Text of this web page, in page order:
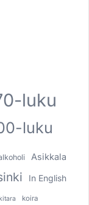
luku
luku
Asikkala
In English
kitara koira